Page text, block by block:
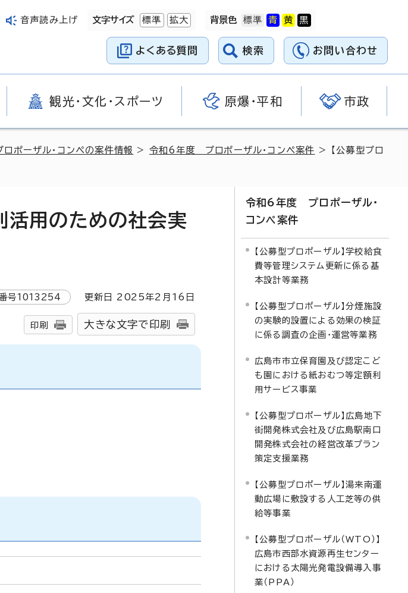
音声読み上げ 文字サイズ 標準 拡大 背景色
よくある質問 検索 お問い合わせ
観光・文化・スポーツ 原爆・平和 市政
ロポーザル・コンペの案件情報 > 令和6年度 プロポーザル・コンペ案件 > 【公募型プロ
活用のための社会実
号1013254 更新日 2025年2月 16 日
印刷 大きな文字で印刷
令和6年度 プロポーザル・
コンペ案件
【公募型プロポーザル】学校給食
費等管理システム更新に係る基
本設計等業務
【公募型プロポーザル】分煙施設
の実験的設置による効果の検証
に係る調査の企画・運営等業務
広島市市立保育園及び認定こど
も園における紙おむつ等定額利
用サービス事業
【公募型プロポーザル】広島地下
街開発株式会社及び広島駅南口
開発株式会社の経営改革プラン
策定支援業務
【公募型プロポーザル】湯来南運
動広場に敷設する人工芝等の供
給等事業
【公募型プロポーザル（WTO）】
広島市西部水資源再生センター
における太陽光発電設備導入事
業（PPA）